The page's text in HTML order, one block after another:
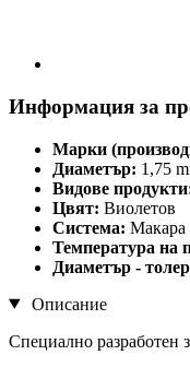
Информация за
Марки
Диаметър: 1,75
Видове
Цвят: Виолетов
Система: Макара
Температура на
Диаметър -
Описание
Специално разработен